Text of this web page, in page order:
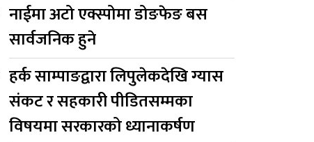
नाईमा अटो एक्स्पोमा डोङफेङ बस
सार्वजनिक हुने
हर्क साम्पाङद्वारा लिपुलेकदेखि ग्यास
संकट र सहकारी पीडितसम्मका
विषयमा सरकारको ध्यानाकर्षण